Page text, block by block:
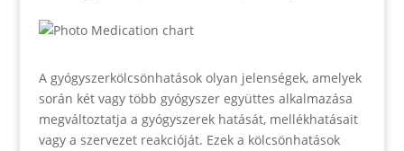
A gyógyszerkölcsönhatások olyan jelenségek, amelyek
során két vagy több gyógyszer együttes alkalmazása
megváltoztatja a gyógyszerek hatását, mellékhatásait
vagy a szervezet reakcióját. Ezek a kölcsönhatások